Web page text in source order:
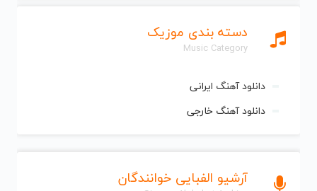
دسته بندی موزیک
Music Category
دانلود آهنگ ایرانی
دانلود آهنگ خارجی
آرشیو الفبایی خوانندگان